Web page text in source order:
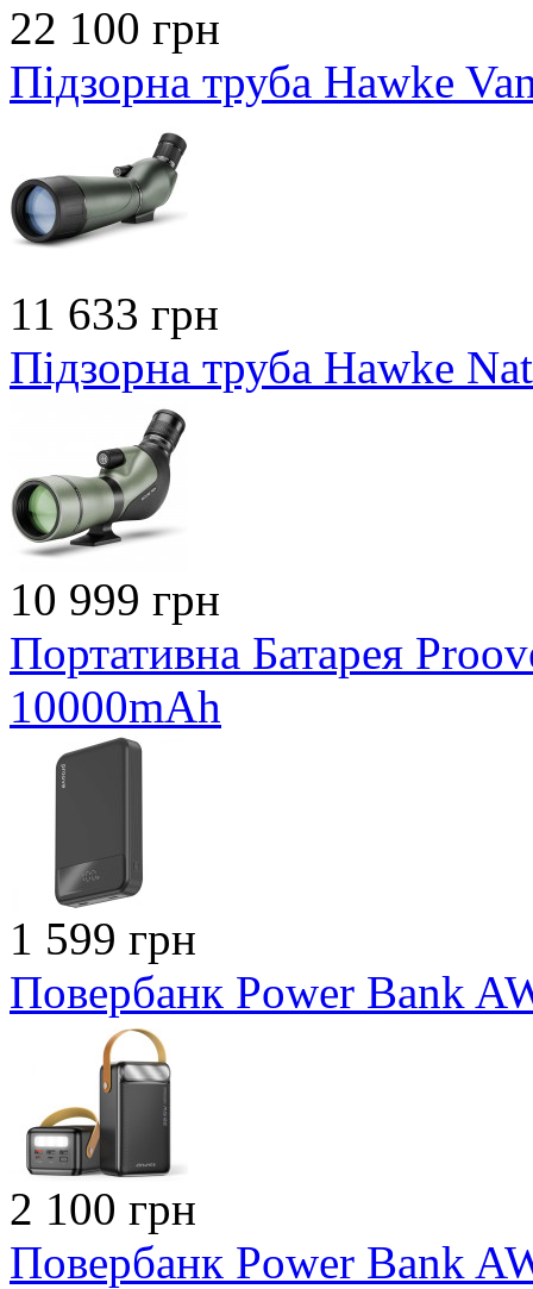
22 100 грн
Підзорна труба Hawke
11 633 грн
Підзорна труба Hawke
10 999 грн
Портативна Батарея
10000mAh
1 599 грн
Повербанк Power Bank
2 100 грн
Повербанк Power Bank